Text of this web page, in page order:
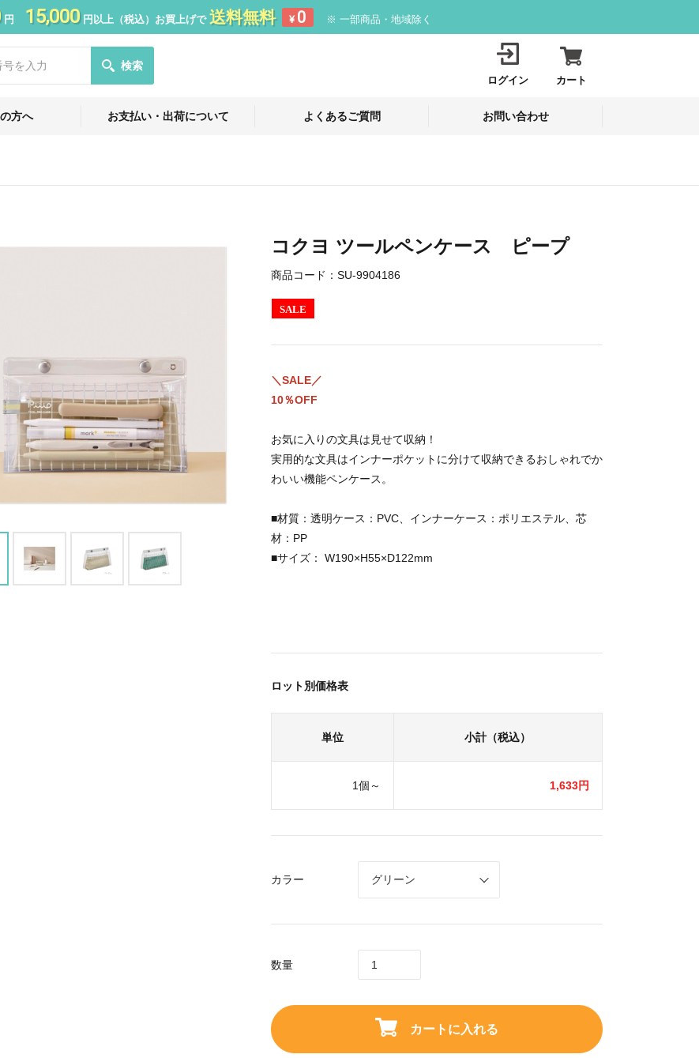
円 15,000円以上（税込）お買上げで 送料無料 ¥ 0 ※ 一部商品・地域除く
検索
ログイン カート
方へ お支払い・出荷について よくあるご質問 お問い合わせ
コクヨ ツールペンケース ピープ
商品コード： SU-9904186
SALE
＼SALE／
10％OFF
お気に入りの文具は見せて収納！
実用的な文具はインナーポケットに分けて収納できるおしゃれでか
わいい機能ペンケース。
■材質：透明ケース：PVC、インナーケース：ポリエステル、芯
材：PP
■サイズ： W190×H55×D122mm
ロット別価格表
単位 小計（税込）
1個～ 1,633円
カラー
数量
カートに入れる